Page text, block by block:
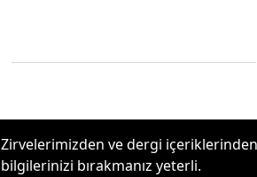
Zirvelerimizden ve dergi
bilgilerinizi bırakmanız yeterli.